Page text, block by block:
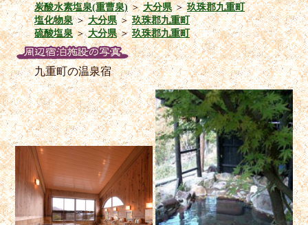
炭酸水素塩泉(重曹泉)＞大分県＞玖珠郡九重町
塩化物泉＞大分県＞玖珠郡九重町
硫酸塩泉＞大分県＞玖珠郡九重町
九重町の温泉宿